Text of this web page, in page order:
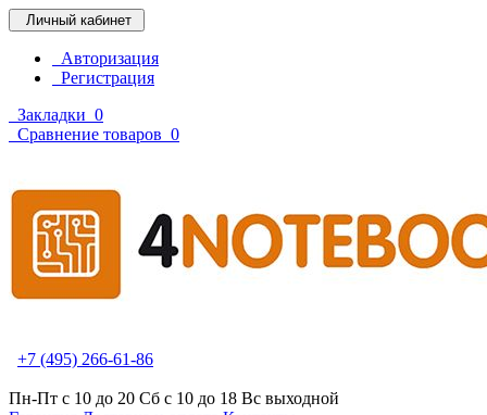
Личный кабинет
Авторизация
Регистрация
Закладки 0
Сравнение товаров 0
+7 (495) 266-61-86
Пн-Пт с 10 до 20 Сб с 10 до 18 Вс выходной